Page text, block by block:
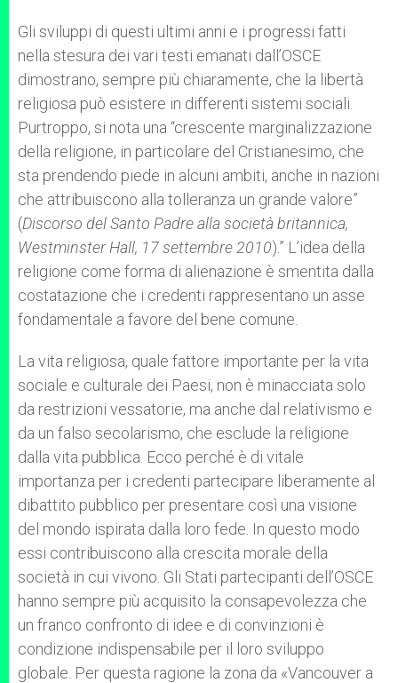
Gli sviluppi di questi ultimi anni e i progressi fatti
nella stesura dei vari testi emanati dall’OSCE
dimostrano, sempre più chiaramente, che la libertà
religiosa può esistere in differenti sistemi sociali.
Purtroppo, si nota una “crescente marginalizzazione
della religione, in particolare del Cristianesimo, che
sta prendendo piede in alcuni ambiti, anche in nazioni
che attribuiscono alla tolleranza un grande valore”
(Discorso del Santo Padre alla società britannica,
Westminster Hall, 17 settembre 2010).” L’idea della
religione come forma di alienazione è smentita dalla
costatazione che i credenti rappresentano un asse
fondamentale a favore del bene comune.
La vita religiosa, quale fattore importante per la vita
sociale e culturale dei Paesi, non è minacciata solo
da restrizioni vessatorie, ma anche dal relativismo e
da un falso secolarismo, che esclude la religione
dalla vita pubblica. Ecco perché è di vitale
importanza per i credenti partecipare liberamente al
dibattito pubblico per presentare così una visione
del mondo ispirata dalla loro fede. In questo modo
essi contribuiscono alla crescita morale della
società in cui vivono. Gli Stati partecipanti dell’OSCE
hanno sempre più acquisito la consapevolezza che
un franco confronto di idee e di convinzioni è
condizione indispensabile per il loro sviluppo
globale. Per questa ragione la zona da «Vancouver a